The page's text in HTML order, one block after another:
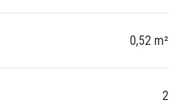
0,52 m²
2